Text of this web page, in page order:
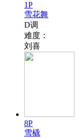
1P
雪花舞
D调
难度：
刘喜
8P
雪橇